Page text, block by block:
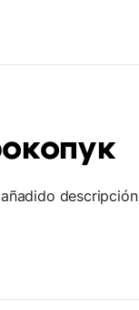
descripción